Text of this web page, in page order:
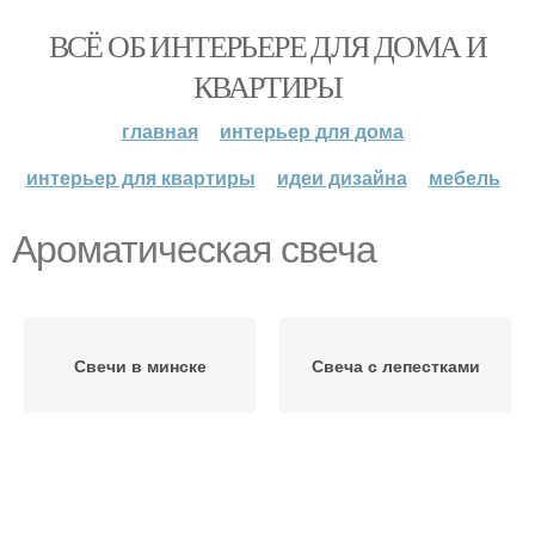
ВСЁ ОБ ИНТЕРЬЕРЕ ДЛЯ ДОМА И
КВАРТИРЫ
главная
интерьер для дома
интерьер для квартиры
идеи дизайна мебель
Ароматическая свеча
Свечи в минске Свеча с лепестками